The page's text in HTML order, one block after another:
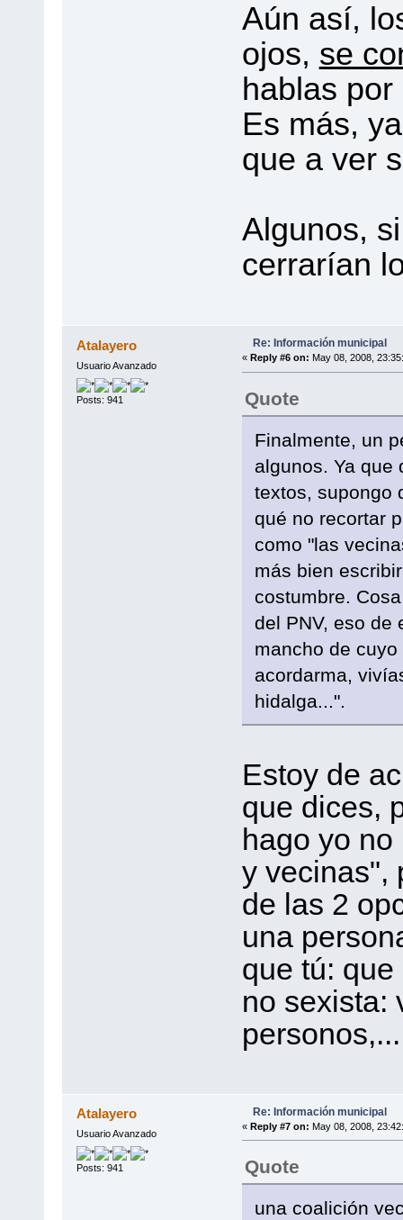
Aún así,
ojos, se
hablas
Es más,
que a ver
Algunos,
cerrarían
Atalayero
Usuario Avanzado
Posts: 941
Re: Información municipal
« Reply #6 on: May 08, 2008,
Quote
Finalmente, un
algunos. Ya que
textos, supongo
qué no recortar
como "las
más bien
costumbre.
del PNV, eso de
mancho de
acordarma,
hidalga...".
Estoy de
que dices,
hago yo
y vecinas",
de las 2
una
que tú:
no sexista:
personos,...
Atalayero
Usuario Avanzado
Posts: 941
Re: Información municipal
« Reply #7 on: May 08, 2008,
Quote
una coalición